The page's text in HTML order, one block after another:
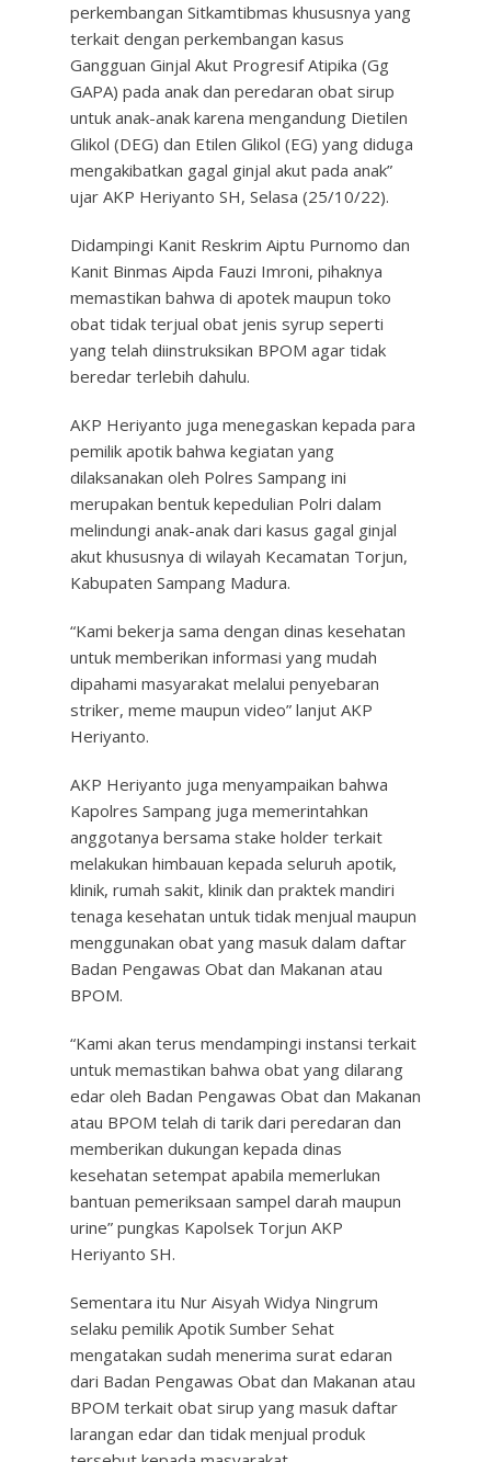
perkembangan Sitkamtibmas khususnya yang
terkait dengan perkembangan kasus
Gangguan Ginjal Akut Progresif Atipika (Gg
GAPA) pada anak dan peredaran obat sirup
untuk anak-anak karena mengandung Dietilen
Glikol (DEG) dan Etilen Glikol (EG) yang diduga
mengakibatkan gagal ginjal akut pada anak”
ujar AKP Heriyanto SH, Selasa (25/10/22).
Didampingi Kanit Reskrim Aiptu Purnomo dan
Kanit Binmas Aipda Fauzi Imroni, pihaknya
memastikan bahwa di apotek maupun toko
obat tidak terjual obat jenis syrup seperti
yang telah diinstruksikan BPOM agar tidak
beredar terlebih dahulu.
AKP Heriyanto juga menegaskan kepada para
pemilik apotik bahwa kegiatan yang
dilaksanakan oleh Polres Sampang ini
merupakan bentuk kepedulian Polri dalam
melindungi anak-anak dari kasus gagal ginjal
akut khususnya di wilayah Kecamatan Torjun,
Kabupaten Sampang Madura.
“Kami bekerja sama dengan dinas kesehatan
untuk memberikan informasi yang mudah
dipahami masyarakat melalui penyebaran
striker, meme maupun video” lanjut AKP
Heriyanto.
AKP Heriyanto juga menyampaikan bahwa
Kapolres Sampang juga memerintahkan
anggotanya bersama stake holder terkait
melakukan himbauan kepada seluruh apotik,
klinik, rumah sakit, klinik dan praktek mandiri
tenaga kesehatan untuk tidak menjual maupun
menggunakan obat yang masuk dalam daftar
Badan Pengawas Obat dan Makanan atau
BPOM.
“Kami akan terus mendampingi instansi terkait
untuk memastikan bahwa obat yang dilarang
edar oleh Badan Pengawas Obat dan Makanan
atau BPOM telah di tarik dari peredaran dan
memberikan dukungan kepada dinas
kesehatan setempat apabila memerlukan
bantuan pemeriksaan sampel darah maupun
urine” pungkas Kapolsek Torjun AKP
Heriyanto SH.
Sementara itu Nur Aisyah Widya Ningrum
selaku pemilik Apotik Sumber Sehat
mengatakan sudah menerima surat edaran
dari Badan Pengawas Obat dan Makanan atau
BPOM terkait obat sirup yang masuk daftar
larangan edar dan tidak menjual produk